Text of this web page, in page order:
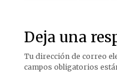
Deja una
Tu dirección de correo
campos obligatorios